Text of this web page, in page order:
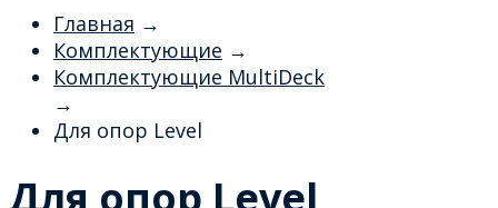
Главная →
Комплектующие →
Комплектующие MultiDeck
→
Для опор Level